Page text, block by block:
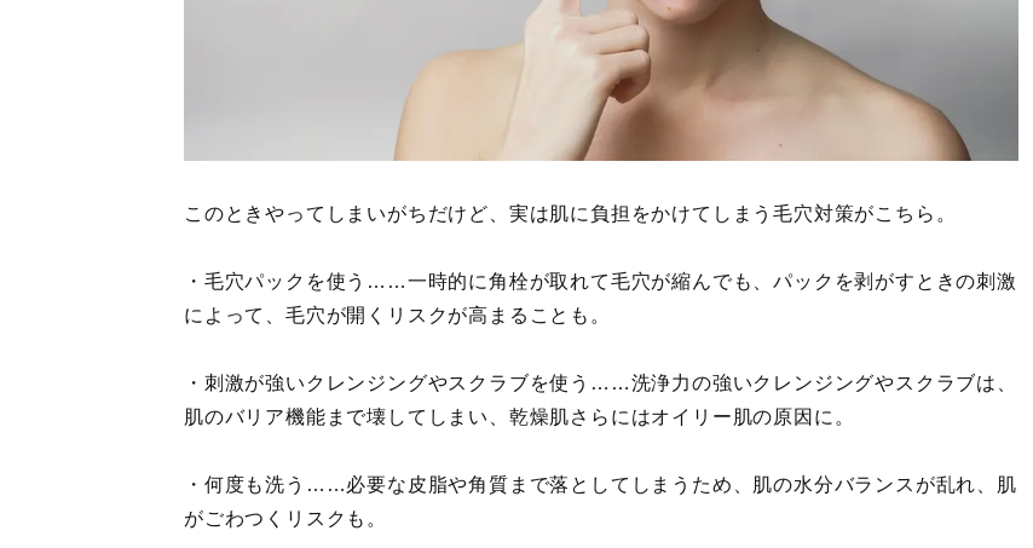
このときやってしまいがちだけど、実は肌に負担をかけてしまう毛穴対策がこちら。
・毛穴パックを使う……一時的に角栓が取れて毛穴が縮んでも、パックを剥がすときの刺激
によって、毛穴が開くリスクが高まることも。
・刺激が強いクレンジングやスクラブを使う……洗浄力の強いクレンジングやスクラブは、
肌のバリア機能まで壊してしまい、乾燥肌さらにはオイリー肌の原因に。
・何度も洗う……必要な皮脂や角質まで落としてしまうため、肌の水分バランスが乱れ、肌
がごわつくリスクも。